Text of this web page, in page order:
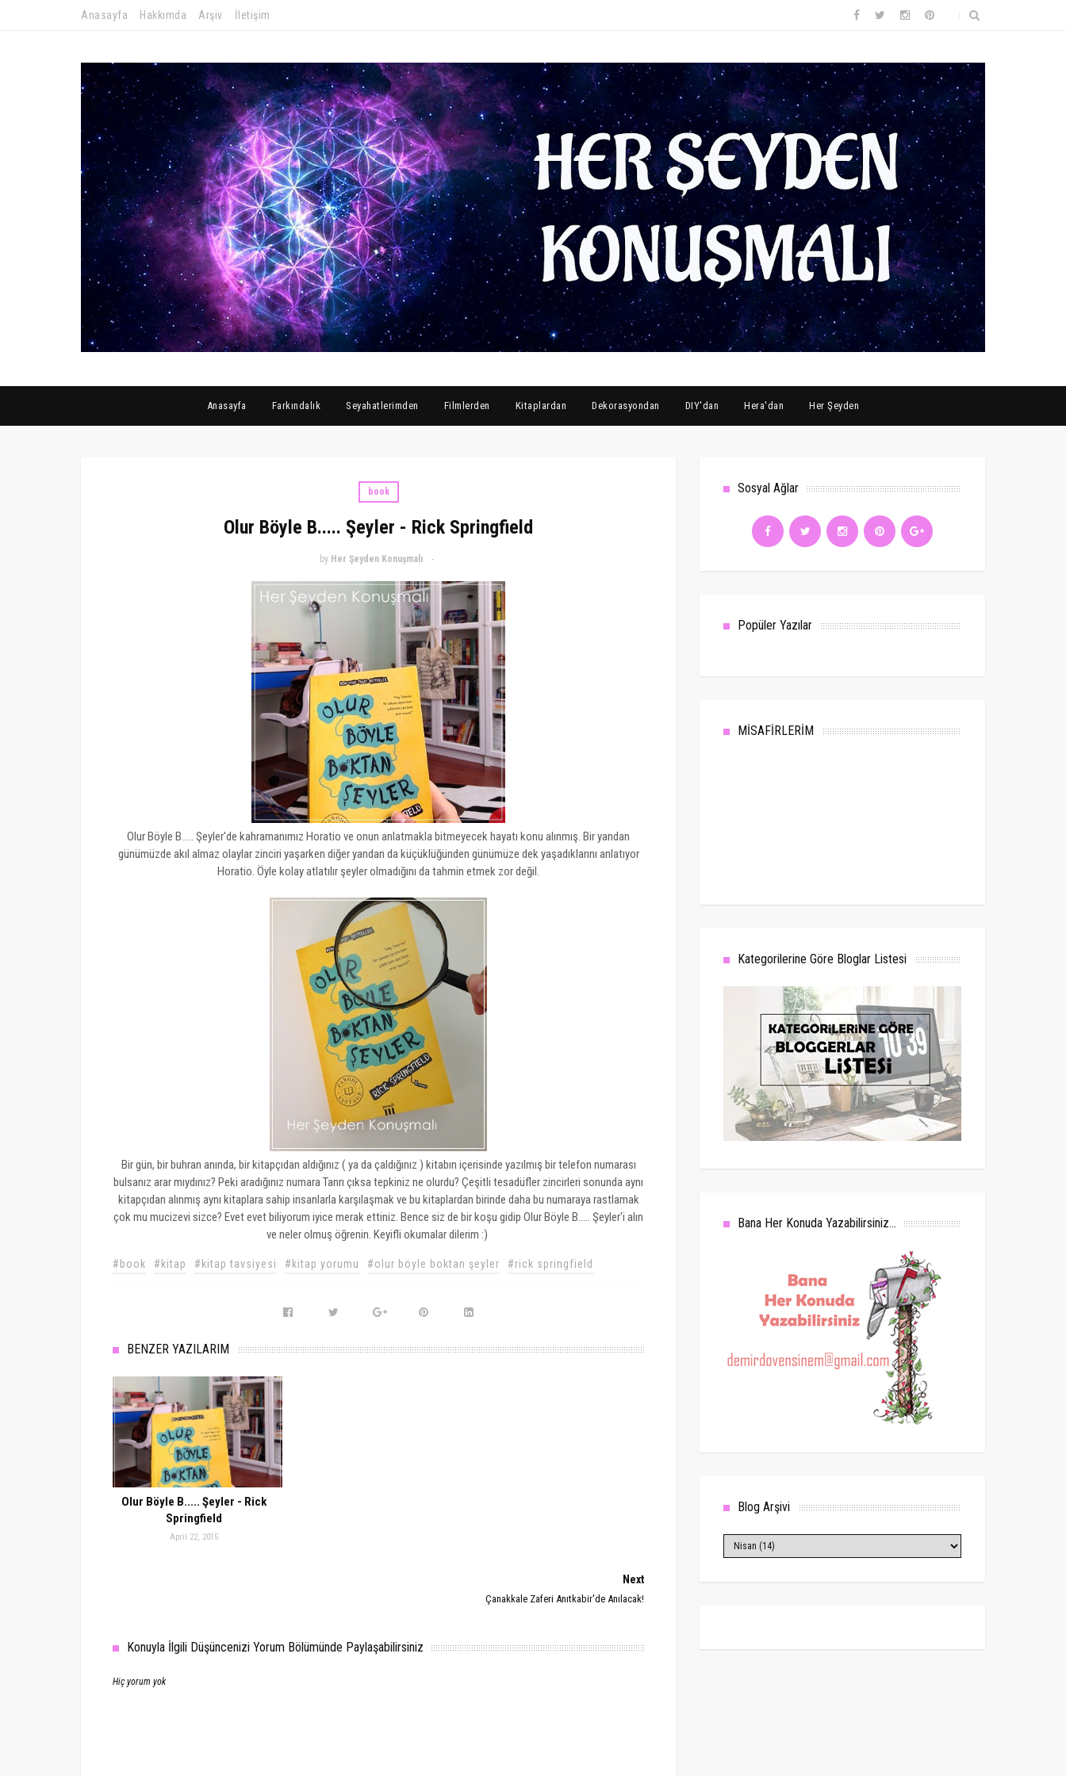
Anasayfa Hakkımda Arşiv İletişim
Anasayfa Farkındalık Seyahatlerimden Filmlerden Kitaplardan Dekorasyondan DIY'dan Hera'dan Her Şeyden
book
Olur Böyle B..... Şeyler - Rick Springfield
by Her Şeyden Konuşmalı
Olur Böyle B..... Şeyler'de kahramanımız Horatio ve onun anlatmakla bitmeyecek hayatı konu alınmış. Bir yandan
günümüzde akıl almaz olaylar zinciri yaşarken diğer yandan da küçüklüğünden günümüze dek yaşadıklarını anlatıyor
Horatio. Öyle kolay atlatılır şeyler olmadığını da tahmin etmek zor değil.
Bir gün, bir buhran anında, bir kitapçıdan aldığınız ( ya da çaldığınız ) kitabın içerisinde yazılmış bir telefon numarası
bulsanız arar mıydınız? Peki aradığınız numara Tanrı çıksa tepkiniz ne olurdu? Çeşitli tesadüfler zincirleri sonunda aynı
kitapçıdan alınmış aynı kitaplara sahip insanlarla karşılaşmak ve bu kitaplardan birinde daha bu numaraya rastlamak
çok mu mucizevi sizce? Evet evet biliyorum iyice merak ettiniz. Bence siz de bir koşu gidip Olur Böyle B..... Şeyler'i alın
ve neler olmuş öğrenin. Keyifli okumalar dilerim :)
#book #kitap #kitap tavsiyesi #kitap yorumu #olur böyle boktan şeyler #rick springfield
BENZER YAZILARIM
Olur Böyle B..... Şeyler - Rick
Springfield
April 22, 2015
Next
Çanakkale Zaferi Anıtkabir'de Anılacak!
Konuyla İlgili Düşüncenizi Yorum Bölümünde Paylaşabilirsiniz
Hiç yorum yok
Sosyal Ağlar
Popüler Yazılar
MİSAFİRLERİM
Kategorilerine Göre Bloglar Listesi
Bana Her Konuda Yazabilirsiniz...
Blog Arşivi